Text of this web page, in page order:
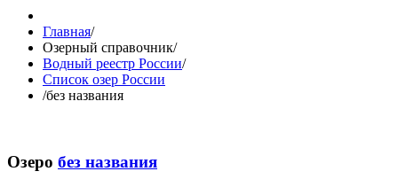
Главная/
Озерный справочник/
Водный реестр России/
Список озер России
/без названия
Озеро без названия